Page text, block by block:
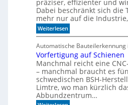
e
n
ü
c
h
e
r
r
e
a
l
d
e
r
S
e
r
i
e
präziser, effizienter und
Dabei beschränkt sich die
mehr nur auf die
Weiterlesen:
W
n
n
l
o
h
n
t
s
Automatische Bauteilerkennung
Vorfertigung auf Schienen
Manchmal reicht eine
– manchmal braucht es
schwedischen BSH-
Limtre, wo man kürzlich
Abbundzentrum…